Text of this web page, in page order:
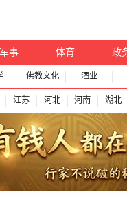
军事 体育 政
佛教文化 酒业
江苏 河北 河南 湖北